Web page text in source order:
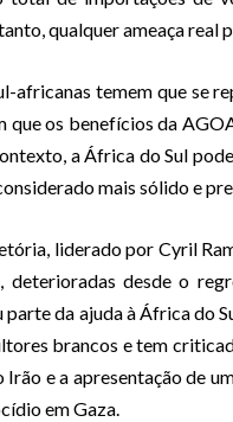
qualquer ameaça real
africanas temem que se
que os benefícios da
a África do Sul
mais sólido e
liderado por Cyril
deterioradas desde o
parte da ajuda à África do
brancos e tem
Irão e a apresentação de
em Gaza.